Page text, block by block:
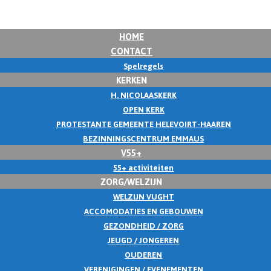
HOME
CONTACT
Spelregels
KERKEN
H. NICOLAASKERK
OPEN KERK
PROTESTANTE GEMEENTE HELEVOIRT-HAAREN
BEZINNINGSCENTRUM EMMAUS
V55+
55+ activiteiten
ZORG/WELZIJN
WELZIJN VUGHT
ACCOMODATIES EN GEBOUWEN
GEZONDHEID / ZORG
JEUGD / JONGEREN
OUDEREN